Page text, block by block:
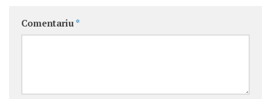
Comentariu *